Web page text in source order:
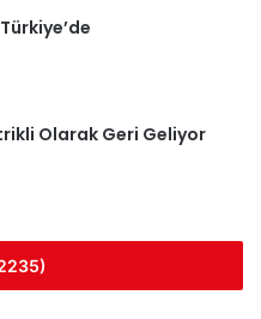
Olarak Geri Geliyor